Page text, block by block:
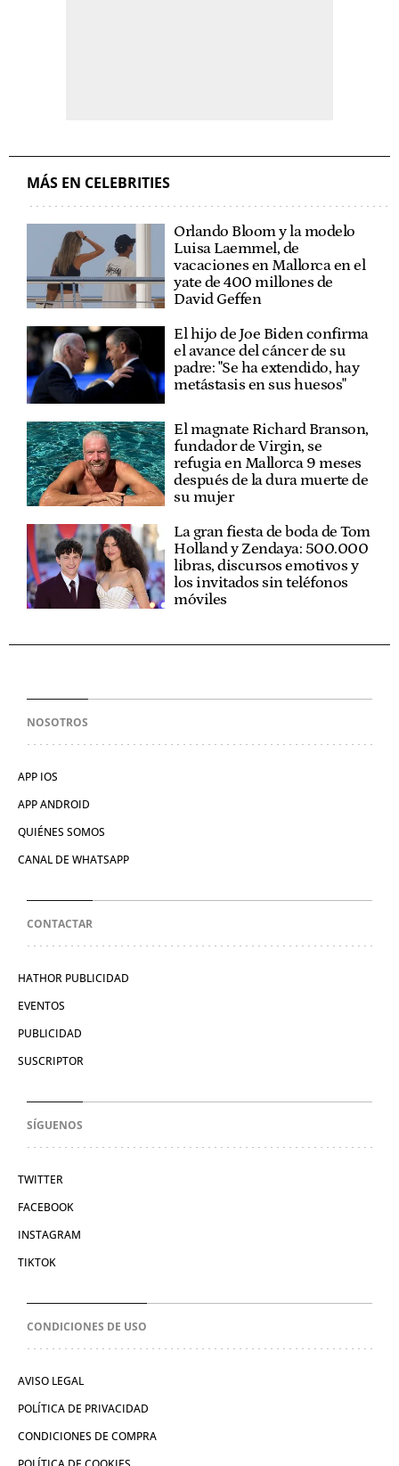
MÁS EN CELEBRITIES
Orlando Bloom y la modelo
Luisa Laemmel, de
vacaciones en Mallorca en el
yate de 400 millones de
David Geffen
El hijo de Joe Biden confirma
el avance del cáncer de su
padre: "Se ha extendido, hay
metástasis en sus huesos"
El magnate Richard Branson,
fundador de Virgin, se
refugia en Mallorca 9 meses
después de la dura muerte de
su mujer
La gran fiesta de boda de Tom
Holland y Zendaya: 500.000
libras, discursos emotivos y
los invitados sin teléfonos
móviles
NOSOTROS
APP IOS
APP ANDROID
QUIÉNES SOMOS
CANAL DE WHATSAPP
CONTACTAR
HATHOR PUBLICIDAD
EVENTOS
PUBLICIDAD
SUSCRIPTOR
SÍGUENOS
TWITTER
FACEBOOK
INSTAGRAM
TIKTOK
CONDICIONES DE USO
AVISO LEGAL
POLÍTICA DE PRIVACIDAD
CONDICIONES DE COMPRA